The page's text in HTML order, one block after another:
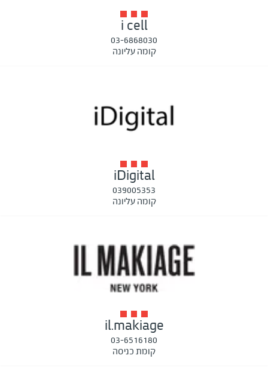
i cell
03-6868030
קומה עליונה
iDigital
039005353
קומה עליונה
il.makiage
03-6516180
קומת כניסה